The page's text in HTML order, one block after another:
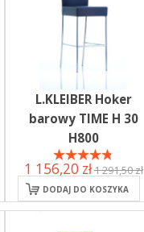
L.KLEIBER Hoker
barowy TIME H 30
H800
1 156,20 zł1 291,50 zł
DODAJ DO KOSZYKA